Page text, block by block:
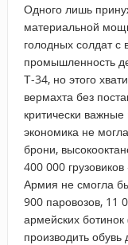
Одного лишь
материальной
голодных солдат с
промышленность
Т-34, но этого
вермахта без
критически
экономика не
брони,
400 000
Армия не смогла
900 паровозов, 11
армейских
производить